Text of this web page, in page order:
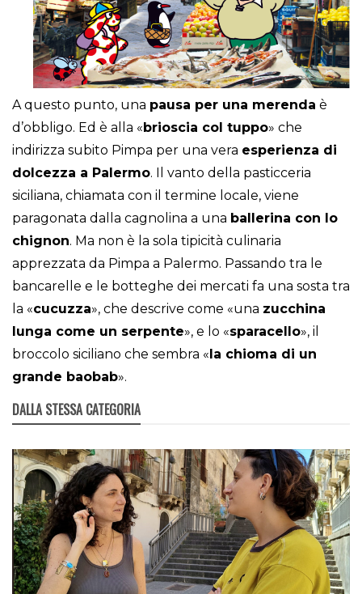
A questo punto, una pausa per una merenda è
d’obbligo. Ed è alla « brioscia col tuppo» che
indirizza subito Pimpa per una vera esperienza di
dolcezza a Palermo. Il vanto della pasticceria
siciliana, chiamata con il termine locale, viene
paragonata dalla cagnolina a una ballerina con lo
chignon. Ma non è la sola tipicità culinaria
apprezzata da Pimpa a Palermo. Passando tra le
bancarelle e le botteghe dei mercati fa una sosta tra
la «cucuzza», che descrive come «una zucchina
lunga come un serpente», e lo «sparacello», il
broccolo siciliano che sembra « la chioma di un
grande baobab».
DALLA STESSA CATEGORIA